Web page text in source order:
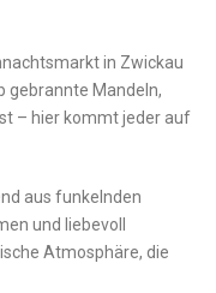
in‍ Zwickau
gebrannte ⁣Mandeln,
– hier kommt jeder auf
aus funkelnden⁢
und liebevoll
Atmosphäre,⁣ die